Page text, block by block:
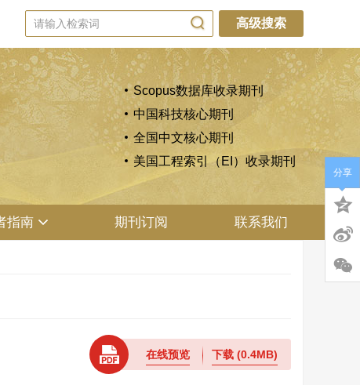
高级搜索
Scopus数据库收录期刊
中国科技核心期刊
全国中文核心期刊
美国工程索引（EI）收录期刊
指南 期刊订阅 联系我们
在线预览 下载(0.4MB)
分享